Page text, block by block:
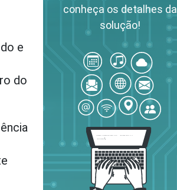
e
do
conheça os detalhes da
solução!